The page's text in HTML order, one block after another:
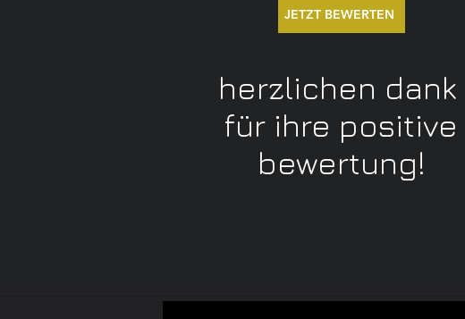
JETZT BEWERTEN
herzlichen dank
für ihre positive
bewertung!